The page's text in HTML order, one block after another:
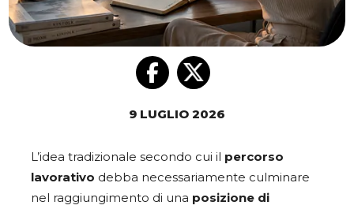
9 LUGLIO 2026
L’idea tradizionale secondo cui il percorso
lavorativo debba necessariamente culminare
nel raggiungimento di una posizione di